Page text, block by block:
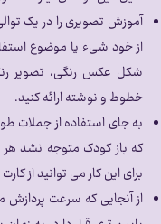
آموزش تصویری را در یک
از خود شیء یا موضوع
شکل عکس رنگی، تصویر
خطوط و نوشته ارائه کنید.
به جای استفاده از جملات
که باز کودک متوجه نشد هر
برای این کار می توانید از
از آنجایی که سرعت